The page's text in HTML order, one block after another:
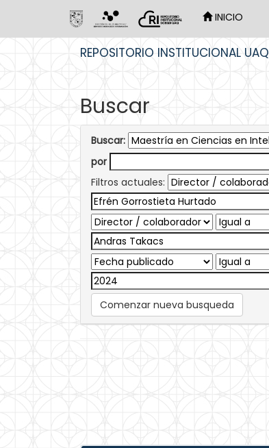
INICIO
REPOSITORIO INSTITUCIONAL UAQ
Buscar
Buscar:
por
Filtros actuales:
Comenzar nueva busqueda